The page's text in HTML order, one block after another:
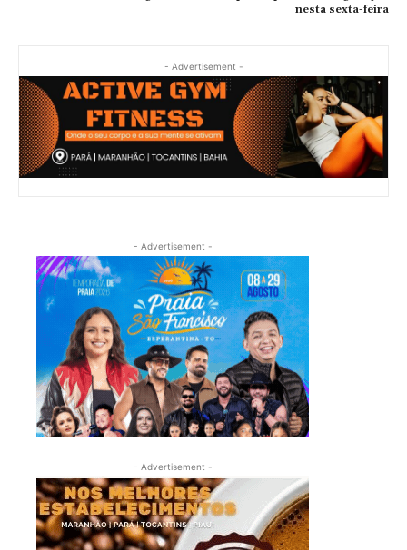
nesta sexta-feira
- Advertisement -
- Advertisement -
- Advertisement -